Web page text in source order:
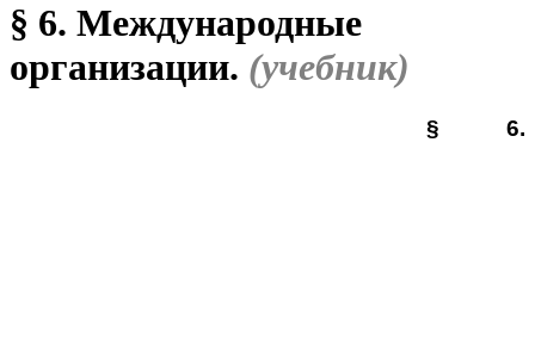
§ 6. Международные
организации. (учебник)
§ 6.